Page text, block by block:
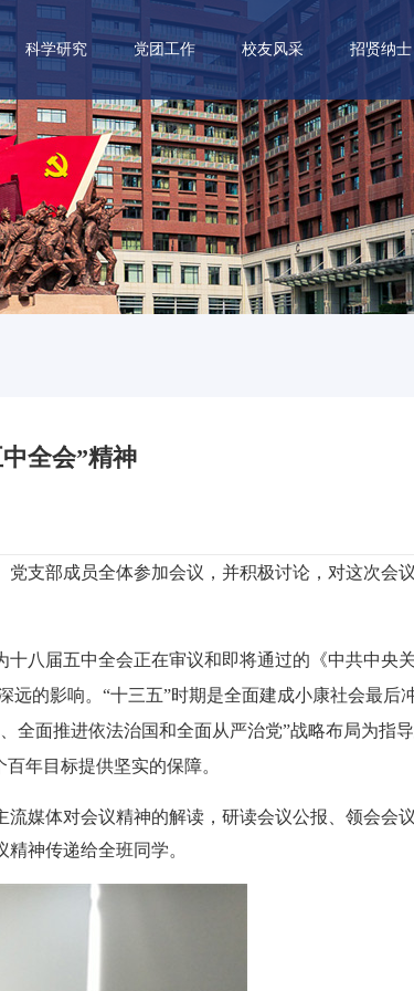
科学研究 党团工作 校友风采 招贤纳士
全会”精神
支部成员全体参加会议，并积极讨论，对这次会
八届五中全会正在审议和即将通过的《中共中央
的影响。“十三五”时期是全面建成小康社会最后
全面推进依法治国和全面从严治党”战略布局为指
年目标提供坚实的保障。
媒体对会议精神的解读，研读会议公报、领会会
神传递给全班同学。